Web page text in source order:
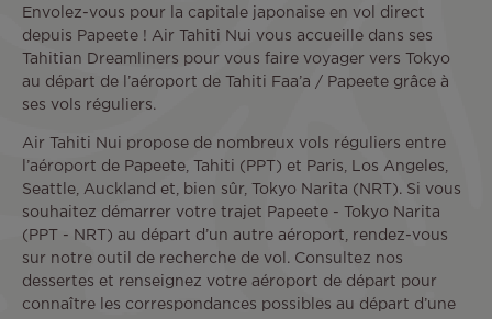
Envolez-vous pour la capitale japonaise en vol direct
depuis Papeete ! Air Tahiti Nui vous accueille dans ses
Tahitian Dreamliners pour vous faire voyager vers Tokyo
au départ de l’aéroport de Tahiti Faa’a / Papeete grâce à
ses vols réguliers.
Air Tahiti Nui propose de nombreux vols réguliers entre
l’aéroport de Papeete, Tahiti (PPT) et Paris, Los Angeles,
Seattle, Auckland et, bien sûr, Tokyo Narita (NRT). Si vous
souhaitez démarrer votre trajet Papeete - Tokyo Narita
(PPT - NRT) au départ d’un autre aéroport, rendez-vous
sur notre outil de recherche de vol. Consultez nos
dessertes et renseignez votre aéroport de départ pour
connaître les correspondances possibles au départ d’une